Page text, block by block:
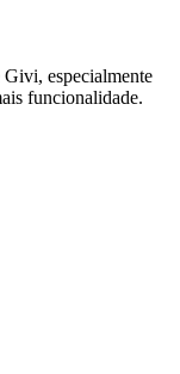
especialmente
funcionalidade.